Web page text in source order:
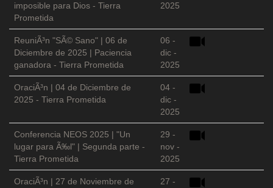
imposible para Dios - Tierra
Prometida
2025
ReuniÃ³n "SÃ© Sano" | 06 de
Diciembre de 2025 | Paciencia
ganadora - Tierra Prometida
06 -
dic -
2025
OraciÃ³n | 04 de Diciembre de
2025 - Tierra Prometida
04 -
dic -
2025
Conferencia NEOS 2025 | "Un
lugar para Ã‰l" | Segunda parte -
Tierra Prometida
29 -
nov -
2025
OraciÃ³n | 27 de Noviembre de
27 -